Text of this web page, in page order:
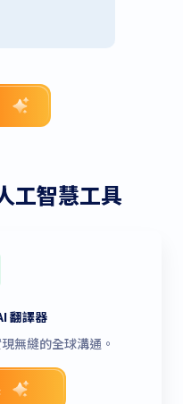
工智慧工具
翻譯器
無縫的全球溝通。